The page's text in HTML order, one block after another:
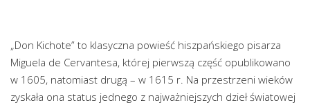
„Don Kichote” to klasyczna powieść hiszpańskiego pisarza
Miguela de Cervantesa, której pierwszą część opublikowano
w 1605, natomiast drugą – w 1615 r. Na przestrzeni wieków
zyskała ona status jednego z najważniejszych dzieł światowej